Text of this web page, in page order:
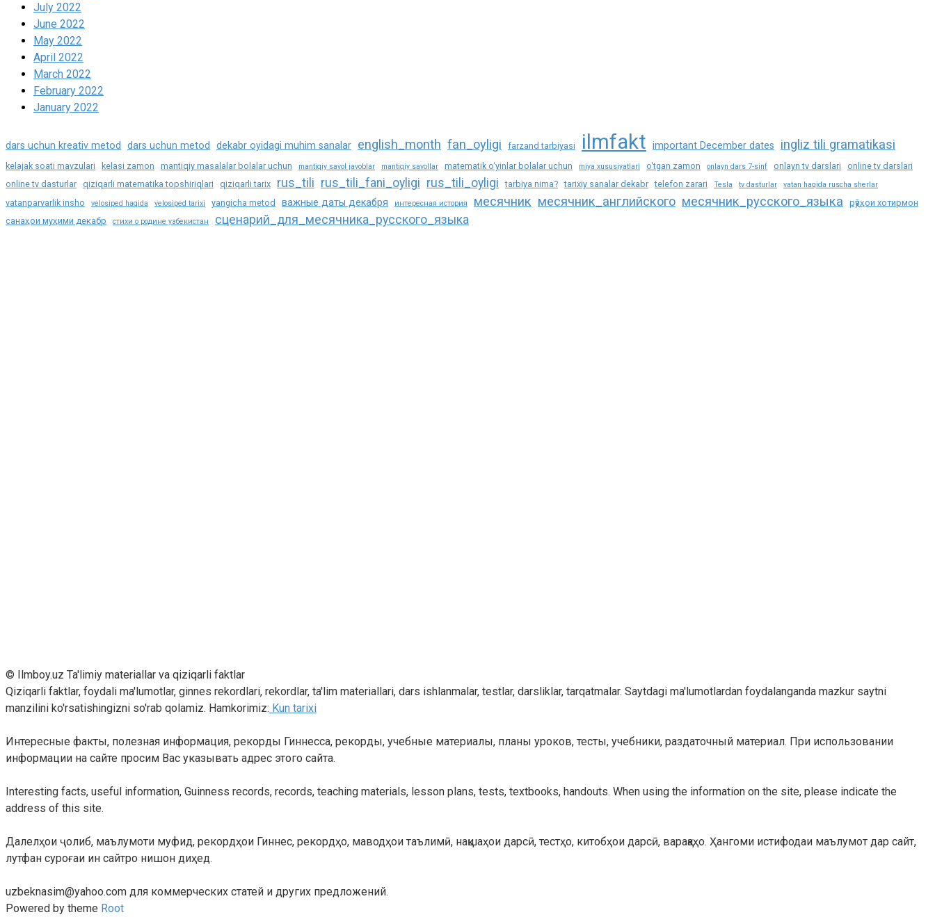
July 2022
June 2022
May 2022
April 2022
March 2022
February 2022
January 2022
dars uchun kreativ metod dars uchun metod dekabr oyidagi muhim sanalar english_month fan_oyligi farzand tarbiyasi ilmfakt important December dates ingliz tili gramatikasi
kelajak soati mavzulari kelasi zamon mantiqiy masalalar bolalar uchun mantiqiy savol javoblar mantiqiy savollar matematik o‘yinlar bolalar uchun miya xususiyatlari o'tgan zamon onlayn dars 7-sinf onlayn tv darslari
online tv darslari
online tv dasturlar qiziqarli matematika topshiriqlari qiziqarli tarix rus_tili rus_tili_fani_oyligi rus_tili_oyligi tarbiya nima? tarixiy sanalar dekabr telefon zarari Tesla tv dasturlar vatan haqida ruscha sherlar
vatanparvarlik insho velosiped haqida velosiped tarixi yangicha metod важные даты декабря интересная история месячник месячник_английского месячник_русского_языка
рӯзҳои хотирмон
санаҳои муҳими декабр
стихи о родине узбекистан сценарий_для_месячника_русского_языка
© Ilmboy.uz Ta'limiy materiallar va qiziqarli faktlar
Qiziqarli faktlar, foydali ma'lumotlar, ginnes rekordlari, rekordlar, ta'lim materiallari, dars ishlanmalar, testlar, darsliklar, tarqatmalar. Saytdagi ma'lumotlardan foydalanganda mazkur saytni
manzilini ko'rsatishingizni so'rab qolamiz. Hamkorimiz: Kun tarixi
Интересные факты, полезная информация, рекорды Гиннесса, рекорды, учебные материалы, планы уроков, тесты, учебники, раздаточный материал. При использовании
информации на сайте просим Вас указывать адрес этого сайта.
Interesting facts, useful information, Guinness records, records, teaching materials, lesson plans, tests, textbooks, handouts. When using the information on the site, please indicate the
address of this site.
Далелҳои ҷолиб, маълумоти муфид, рекордҳои Гиннес, рекордҳо, маводҳои таълимӣ, нақшаҳои дарсӣ, тестҳо, китобҳои дарсӣ, варақаҳо. Ҳангоми истифодаи маълумот дар сайт,
лутфан суроғаи ин сайтро нишон диҳед.
uzbeknasim@yahoo.com для коммерческих статей и других предложений.
Powered by theme Root